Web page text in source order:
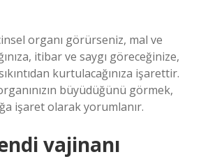
organı görürseniz, mal ve
itibar ve saygı göreceğinize,
kurtulacağınıza işarettir.
büyüdüğünü görmek,
işaret olarak yorumlanır.
vajinanı